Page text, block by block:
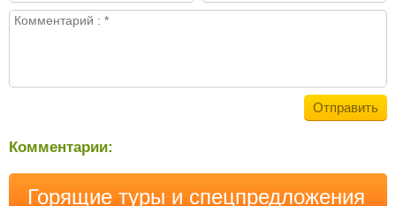
Комментарии:
Горящие туры и спецпредложения